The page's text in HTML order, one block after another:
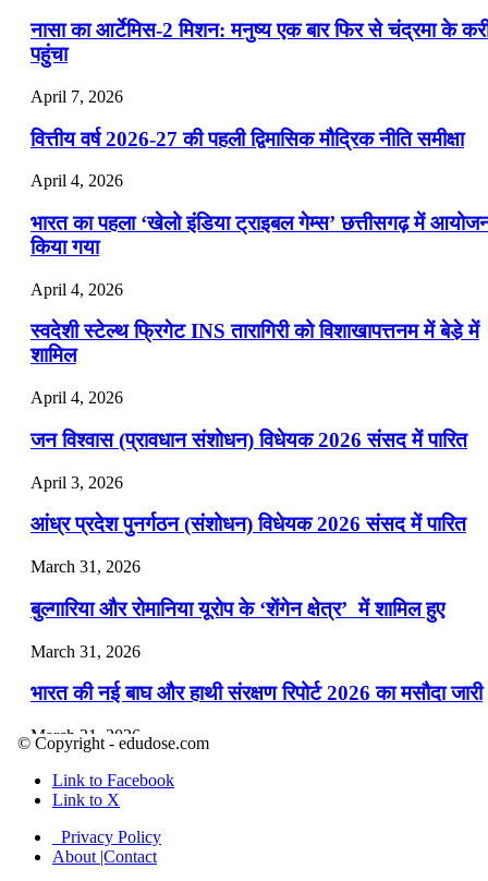
नासा का आर्टेमिस-2 मिशन: मनुष्य एक बार फिर से चंद्रमा के
पहुंचा
April 7, 2026
वित्तीय वर्ष 2026-27 की पहली द्विमासिक मौद्रिक नीति समीक्षा
April 4, 2026
भारत का पहला ‘खेलो इंडिया ट्राइबल गेम्स’ छत्तीसगढ़ में
किया गया
April 4, 2026
स्वदेशी स्टेल्थ फ्रिगेट INS तारागिरी को विशाखापत्तनम में बेडे़ में
शामिल
April 4, 2026
जन विश्वास (प्रावधान संशोधन) विधेयक 2026 संसद में पारित
April 3, 2026
आंध्र प्रदेश पुनर्गठन (संशोधन) विधेयक 2026 संसद में पारित
March 31, 2026
बुल्गारिया और रोमानिया यूरोप के ‘शेंगेन क्षेत्र’ में शामिल हुए
March 31, 2026
भारत की नई बाघ और हाथी संरक्षण रिपोर्ट 2026 का मसौदा जारी
March 31, 2026
मियामी ओपन 2026 (टेनिस): जैनिक ने पुरुष और आर्यना ने
एकल जीता
March 28, 2026
© Copyright - edudose.com
Link to Facebook
Link to X
Privacy Policy
About |Contact